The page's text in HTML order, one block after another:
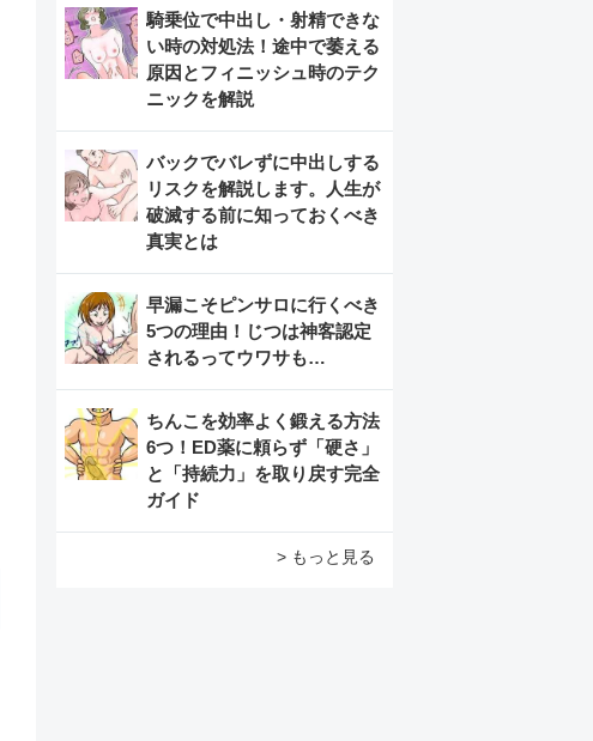
騎乗位で中出し・射精できな
い時の対処法！途中で萎える
原因とフィニッシュ時のテク
ニックを解説
バックでバレずに中出しする
リスクを解説します。人生が
破滅する前に知っておくべき
真実とは
早漏こそピンサロに行くべき
5つの理由！じつは神客認定
されるってウワサも…
ちんこを効率よく鍛える方法
6つ！ED薬に頼らず「硬さ」
と「持続力」を取り戻す完全
ガイド
> もっと見る